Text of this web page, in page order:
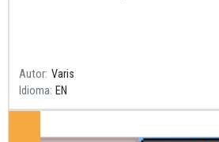
Autor Varis
Idioma EN